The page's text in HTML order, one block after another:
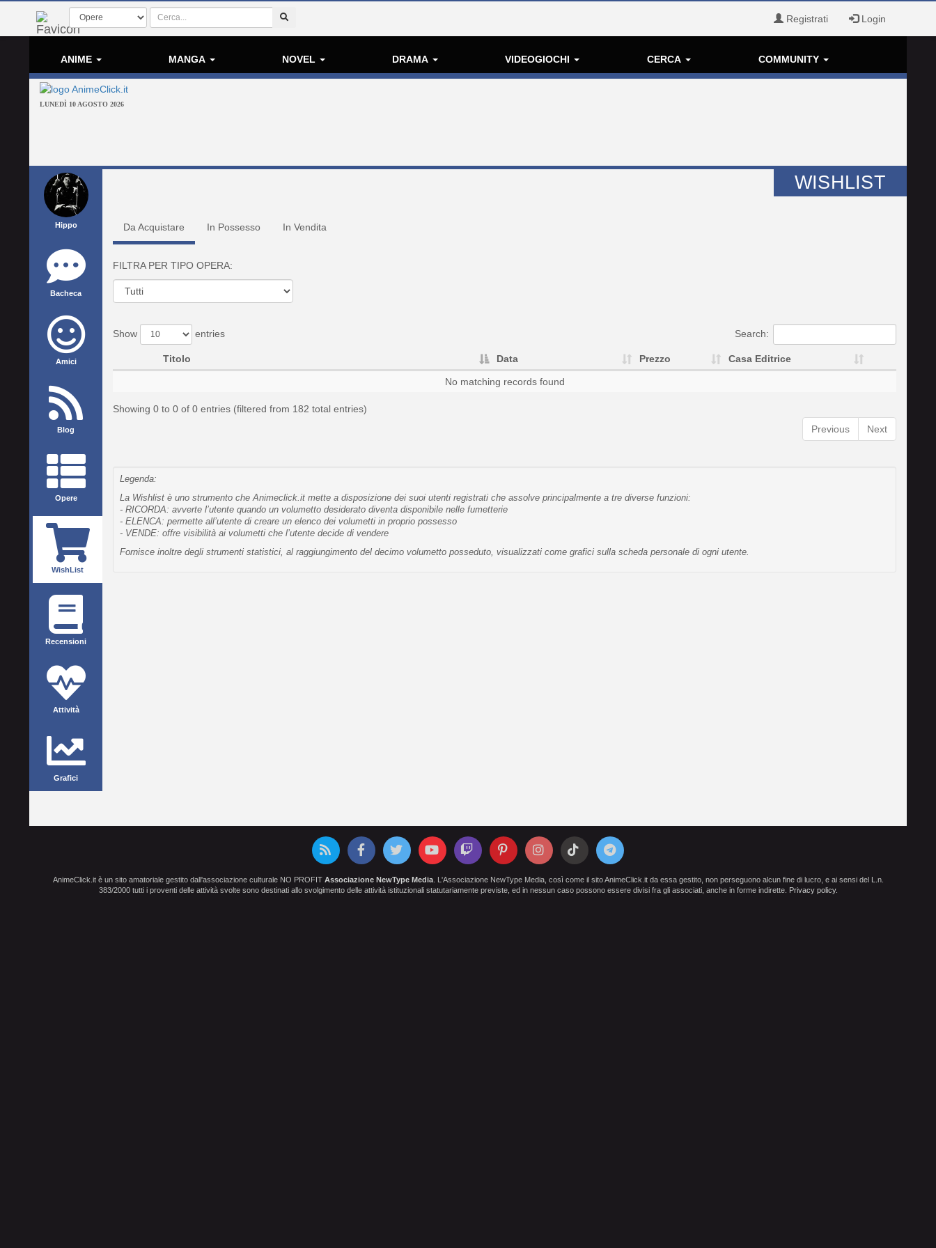
Registrati Login
ANIME MANGA NOVEL DRAMA VIDEOGIOCHI CERCA COMMUNITY
LUNEDÌ 10 AGOSTO 2026
Hippo
Bacheca
Amici
Blog
Opere
WishList
Recensioni
Attività
Grafici
WISHLIST
Da Acquistare In Possesso In Vendita
FILTRA PER TIPO OPERA:
Show entries Search:
Titolo Data Prezzo Casa Editrice
No matching records found
Showing 0 to 0 of 0 entries (filtered from 182 total entries)
Previous
Next
Legenda:
La Wishlist è uno strumento che Animeclick.it mette a disposizione dei suoi utenti registrati che assolve principalmente a tre diverse funzioni:
- RICORDA: avverte l’utente quando un volumetto desiderato diventa disponibile nelle fumetterie
- ELENCA: permette all’utente di creare un elenco dei volumetti in proprio possesso
- VENDE: offre visibilità ai volumetti che l’utente decide di vendere
Fornisce inoltre degli strumenti statistici, al raggiungimento del decimo volumetto posseduto, visualizzati come grafici sulla scheda personale di ogni utente.
AnimeClick.it è un sito amatoriale gestito dall'associazione culturale NO PROFIT Associazione NewType Media. L'Associazione NewType Media, così come il sito AnimeClick.it da essa gestito, non perseguono alcun fine di lucro, e ai sensi del L.n.
383/2000 tutti i proventi delle attività svolte sono destinati allo svolgimento delle attività istituzionali statutariamente previste, ed in nessun caso possono essere divisi fra gli associati, anche in forme indirette. Privacy policy.